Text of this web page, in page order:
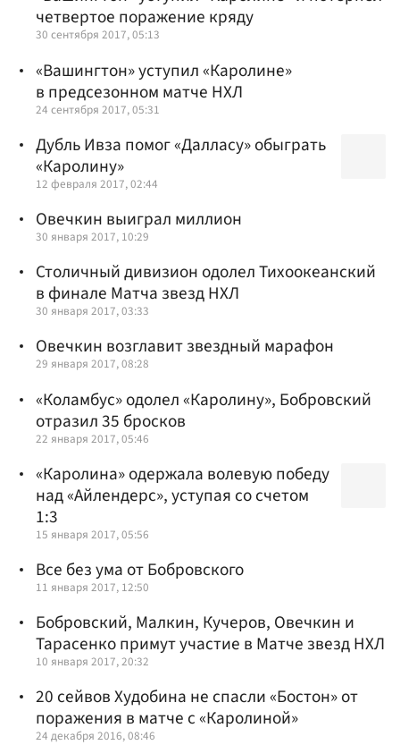
четвертое поражение кряду
30 сентября 2017, 05:13
«Вашингтон» уступил «Каролине»
в предсезонном матче НХЛ
24 сентября 2017, 05:31
Дубль Ивза помог «Далласу» обыграть
«Каролину»
12 февраля 2017, 02:44
Овечкин выиграл миллион
30 января 2017, 10:29
Столичный дивизион одолел Тихоокеанский
в финале Матча звезд НХЛ
30 января 2017, 03:33
Овечкин возглавит звездный марафон
29 января 2017, 08:28
«Коламбус» одолел «Каролину», Бобровский
отразил 35 бросков
22 января 2017, 05:46
«Каролина» одержала волевую победу
над «Айлендерс», уступая со счетом
1:3
15 января 2017, 05:56
Все без ума от Бобровского
11 января 2017, 12:50
Бобровский, Малкин, Кучеров, Овечкин и
Тарасенко примут участие в Матче звезд НХЛ
10 января 2017, 20:32
20 сейвов Худобина не спасли «Бостон» от
поражения в матче с «Каролиной»
24 декабря 2016, 08:46